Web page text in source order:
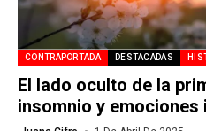
CONTRAPORTADA DESTACADAS
El lado oculto de la
insomnio y emociones